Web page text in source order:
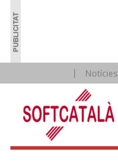
Notícies